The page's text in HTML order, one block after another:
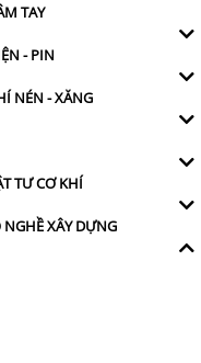
TAY
- PIN
NÉN - XĂNG
TƯ CƠ KHÍ
XÂY DỰNG